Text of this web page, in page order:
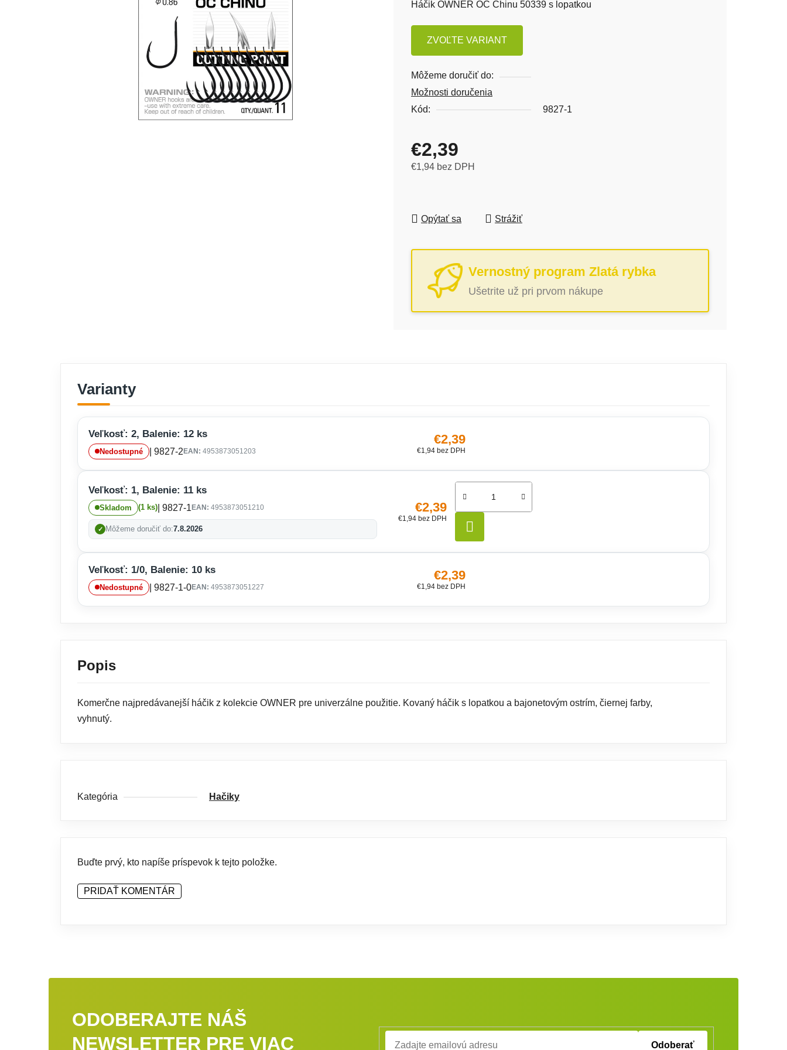
Háčik OWNER OC Chinu 50339 s lopatkou
ZVOĽTE VARIANT
Môžeme doručiť do:
Možnosti doručenia
Kód:
9827-1
€2,39
€1,94 bez DPH
Opýtať sa Strážiť
Vernostný program Zlatá rybka
Ušetrite už pri prvom nákupe
Varianty
Veľkosť: 2, Balenie: 12 ks
Nedostupné | 9827-2 EAN: 4953873051203
€2,39
€1,94 bez DPH
Veľkosť: 1, Balenie: 11 ks
Skladom (1 ks) | 9827-1 EAN: 4953873051210
Môžeme doručiť do:7.8.2026
€2,39
€1,94 bez DPH
Veľkosť: 1/0, Balenie: 10 ks
Nedostupné | 9827-1-0EAN: 4953873051227
€2,39
€1,94 bez DPH
Popis
Komerčne najpredávanejší háčik z kolekcie OWNER pre univerzálne použitie. Kovaný háčik s lopatkou a bajonetovým ostrím, čiernej farby,
vyhnutý.
Kategória Hačiky
Buďte prvý, kto napíše príspevok k tejto položke.
PRIDAŤ KOMENTÁR
ODOBERAJTE NÁŠ
NEWSLETTER PRE VIAC
Odoberať